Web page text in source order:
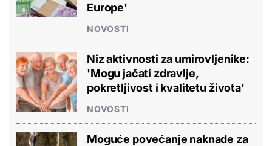
Europe'
NOVOSTI
Niz aktivnosti za umirovljenike:
'Mogu jačati zdravlje,
pokretljivost i kvalitetu života'
NOVOSTI
Moguće povećanje naknade za